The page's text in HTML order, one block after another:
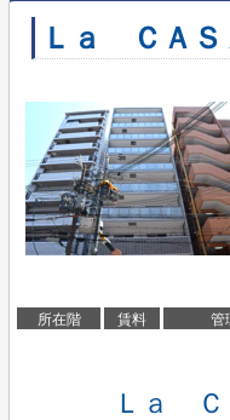
Ｌａ ＣＡＳ
所在階 賃料 管
Ｌａ Ｃ